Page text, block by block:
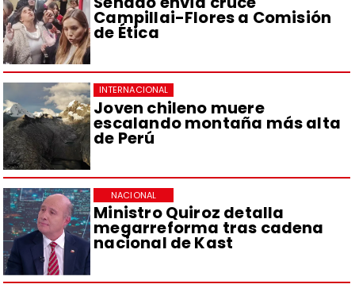
Campillai-Flores a Comisión
de Ética
Joven chileno muere
escalando montaña más alta
de Perú
INTERNACIONAL
Ministro Quiroz detalla
megarreforma tras cadena
nacional de Kast
NACIONAL